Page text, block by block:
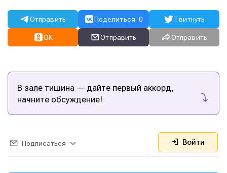
Отправить Поделиться 0 Твитнуть
OK Отправить Отправить
В зале тишина — дайте первый аккорд,
начните обсуждение!
Подписаться Войти